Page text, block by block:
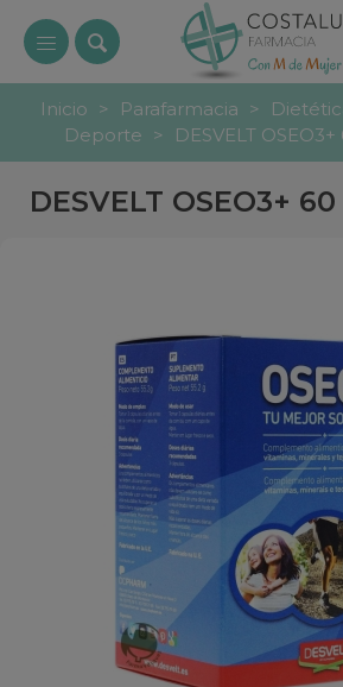
Inicio > Parafarmacia >
Deporte > DESVELT
DESVELT OSEO3+